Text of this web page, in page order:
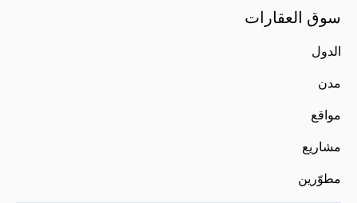
سوق العقارات
الدول
مدن
مواقع
مشاريع
مطوّرين